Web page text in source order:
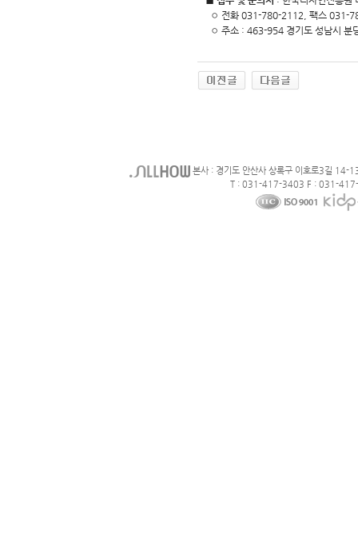
◦ 전화 031-780-2112, 팩스 031-
◦ 주소 : 463-954 경기도 성남시 분
본사 : 경기도 안산사 상록구 이호로3길 14-
T : 031-417-3403 F : 031-